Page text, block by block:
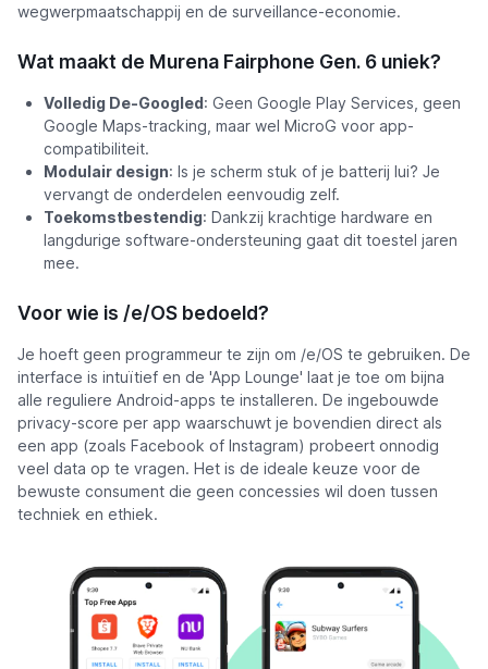
wegwerpmaatschappij en de surveillance-economie.
Wat maakt de Murena Fairphone Gen. 6 uniek?
Volledig De-Googled: Geen Google Play Services, geen
Google Maps-tracking, maar wel MicroG voor app-
compatibiliteit.
Modulair design: Is je scherm stuk of je batterij lui? Je
vervangt de onderdelen eenvoudig zelf.
Toekomstbestendig: Dankzij krachtige hardware en
langdurige software-ondersteuning gaat dit toestel jaren
mee.
Voor wie is /e/OS bedoeld?
Je hoeft geen programmeur te zijn om /e/OS te gebruiken. De
interface is intuïtief en de 'App Lounge' laat je toe om bijna
alle reguliere Android-apps te installeren. De ingebouwde
privacy-score per app waarschuwt je bovendien direct als
een app (zoals Facebook of Instagram) probeert onnodig
veel data op te vragen. Het is de ideale keuze voor de
bewuste consument die geen concessies wil doen tussen
techniek en ethiek.